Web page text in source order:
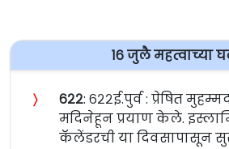
१६ जुलै महत्वाच्या
〉 ६२२: ६२२ई.पुर्व : प्रेषित
मदिनेहून प्रयाण केले.
कॅलेंडरची या दिवसापासून